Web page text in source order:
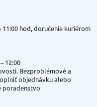
hod, doručenie kuriérom
12:00
Bezproblémové a
objednávku alebo
poradenstvo